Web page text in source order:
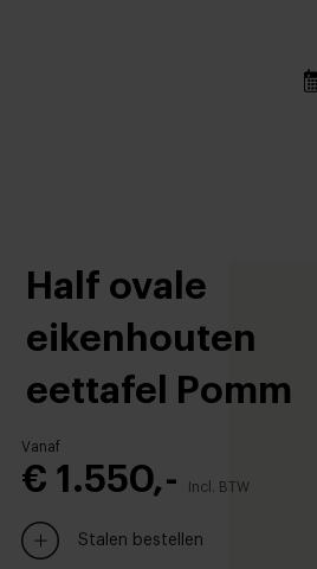
Half ovale
eikenhouten
eettafel Pomm
Vanaf
€ 1.550,- Incl. BTW
Stalen bestellen